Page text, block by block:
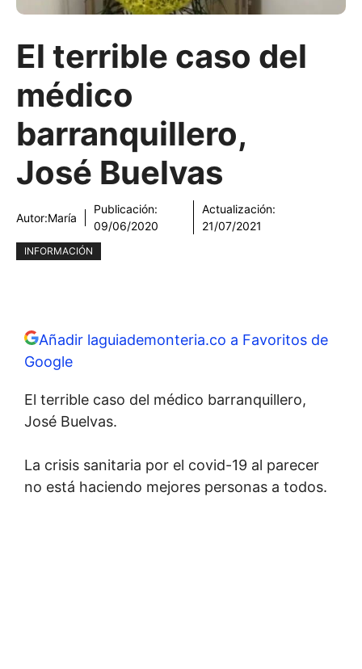
El terrible caso del
médico
barranquillero,
José Buelvas
Autor:María
Publicación:
09/06/2020
Actualización:
21/07/2021
INFORMACIÓN
Añadir laguiademonteria.co a Favoritos de
Google
El terrible caso del médico barranquillero,
José Buelvas.
La crisis sanitaria por el covid-19 al parecer
no está haciendo mejores personas a todos.